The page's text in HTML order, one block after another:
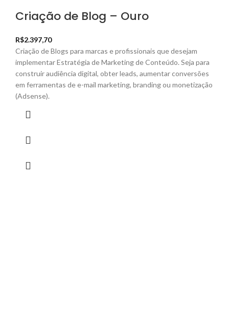
Criação de Blog – Ouro
R$2.397,70
Criação de Blogs para marcas e profissionais que desejam
implementar Estratégia de Marketing de Conteúdo. Seja para
construir audiência digital, obter leads, aumentar conversões
em ferramentas de e-mail marketing, branding ou monetização
(Adsense).